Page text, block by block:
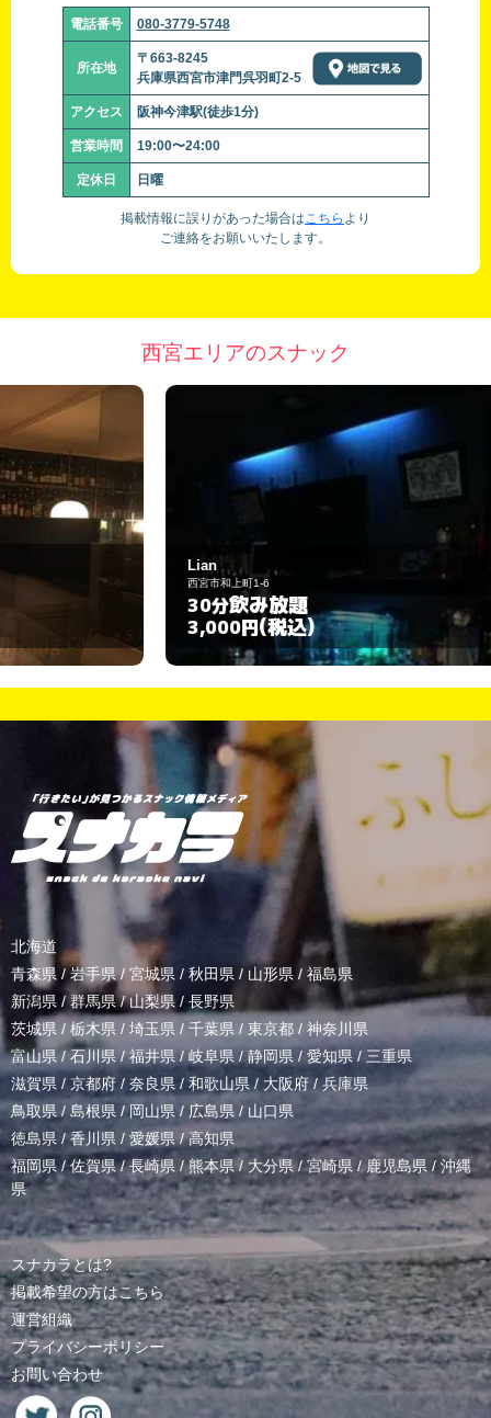
電話番号 080-3779-5748
所在地
〒663-8245
兵庫県西宮市津門呉羽町2-5
アクセス 阪神今津駅(徒歩1分)
営業時間 19:00〜24:00
定休日 日曜
掲載情報に誤りがあった場合はこちら より
ご連絡をお願いいたします。
西宮エリアのスナック
西宮市和上町1-6
飲み放題
(税込)
北海道
青森県 / 岩手県/ 宮城県 / 秋田県 / 山形県/ 福島県
新潟県 /群馬県/山梨県 / 長野県
茨城県 / 栃木県 / 埼玉県 / 千葉県 / 東京都 / 神奈川県
富山県 /石川県/福井県/岐阜県 / 静岡県 / 愛知県 / 三重県
滋賀県 / 京都府 / 奈良県 / 和歌山県/ 大阪府 /兵庫県
鳥取県/ 島根県 /岡山県/ 広島県 / 山口県
徳島県 /香川県 / 愛媛県/高知県
福岡県/佐賀県/長崎県 /熊本県/ 大分県/宮崎県 /鹿児島県 / 沖縄
県
スナカラとは?
掲載希望の方はこちら
運営組織
プライバシーポリシー
お問い合わせ